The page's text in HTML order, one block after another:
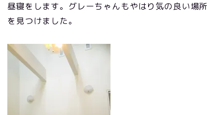
昼寝をします。グレーちゃんもやはり気の良い場所
を見つけました。